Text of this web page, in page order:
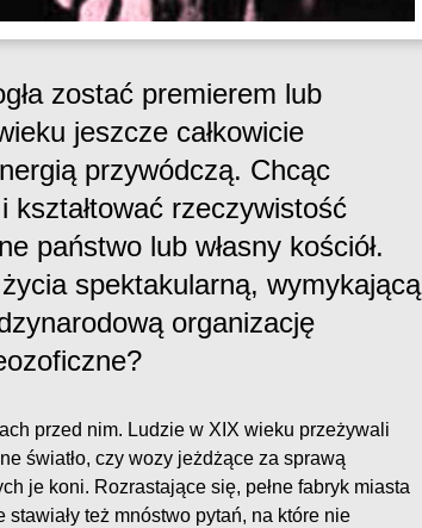
zostać premierem lub
jeszcze całkowicie
przywódczą. Chcąc
kształtować rzeczywistość
państwo lub własny kościół.
życia spektakularną, wymykającą
organizację
przed nim. Ludzie w XIX wieku przeżywali
światło, czy wozy jeżdżące za sprawą
je koni. Rozrastające się, pełne fabryk miasta
też mnóstwo pytań, na które nie